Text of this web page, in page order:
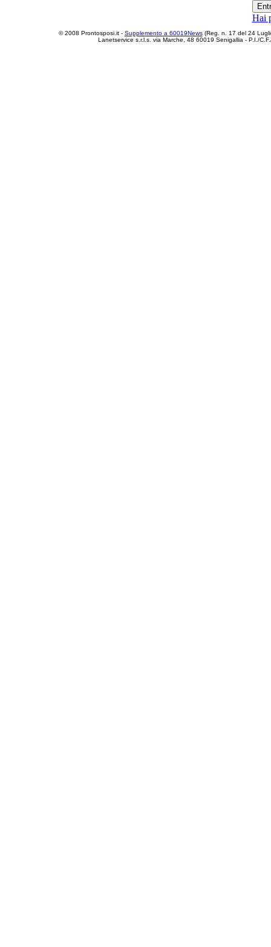
Hai
© 2008 Prontosposi.it - Supplemento a 60019News(Reg. n. 17 del 24
Lanetservice s.r.l.s. via Marche, 48 60019 Senigallia - P.I./